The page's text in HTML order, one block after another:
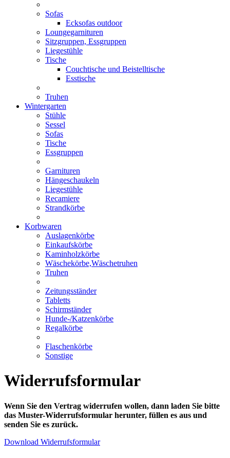
Sofas
Ecksofas outdoor
Loungegarnituren
Sitzgruppen, Essgruppen
Liegestühle
Tische
Couchtische und Beistelltische
Esstische
Truhen
Wintergarten
Stühle
Sessel
Sofas
Tische
Essgruppen
Garnituren
Hängeschaukeln
Liegestühle
Recamiere
Strandkörbe
Korbwaren
Auslagenkörbe
Einkaufskörbe
Kaminholzkörbe
Wäschekörbe,Wäschetruhen
Truhen
Zeitungsständer
Tabletts
Schirmständer
Hunde-/Katzenkörbe
Regalkörbe
Flaschenkörbe
Sonstige
Widerrufsformular
Wenn Sie den Vertrag widerrufen wollen, dann laden Sie bitte
das Muster-Widerrufsformular herunter, füllen es aus und
senden Sie es zurück.
Download Widerrufsformular